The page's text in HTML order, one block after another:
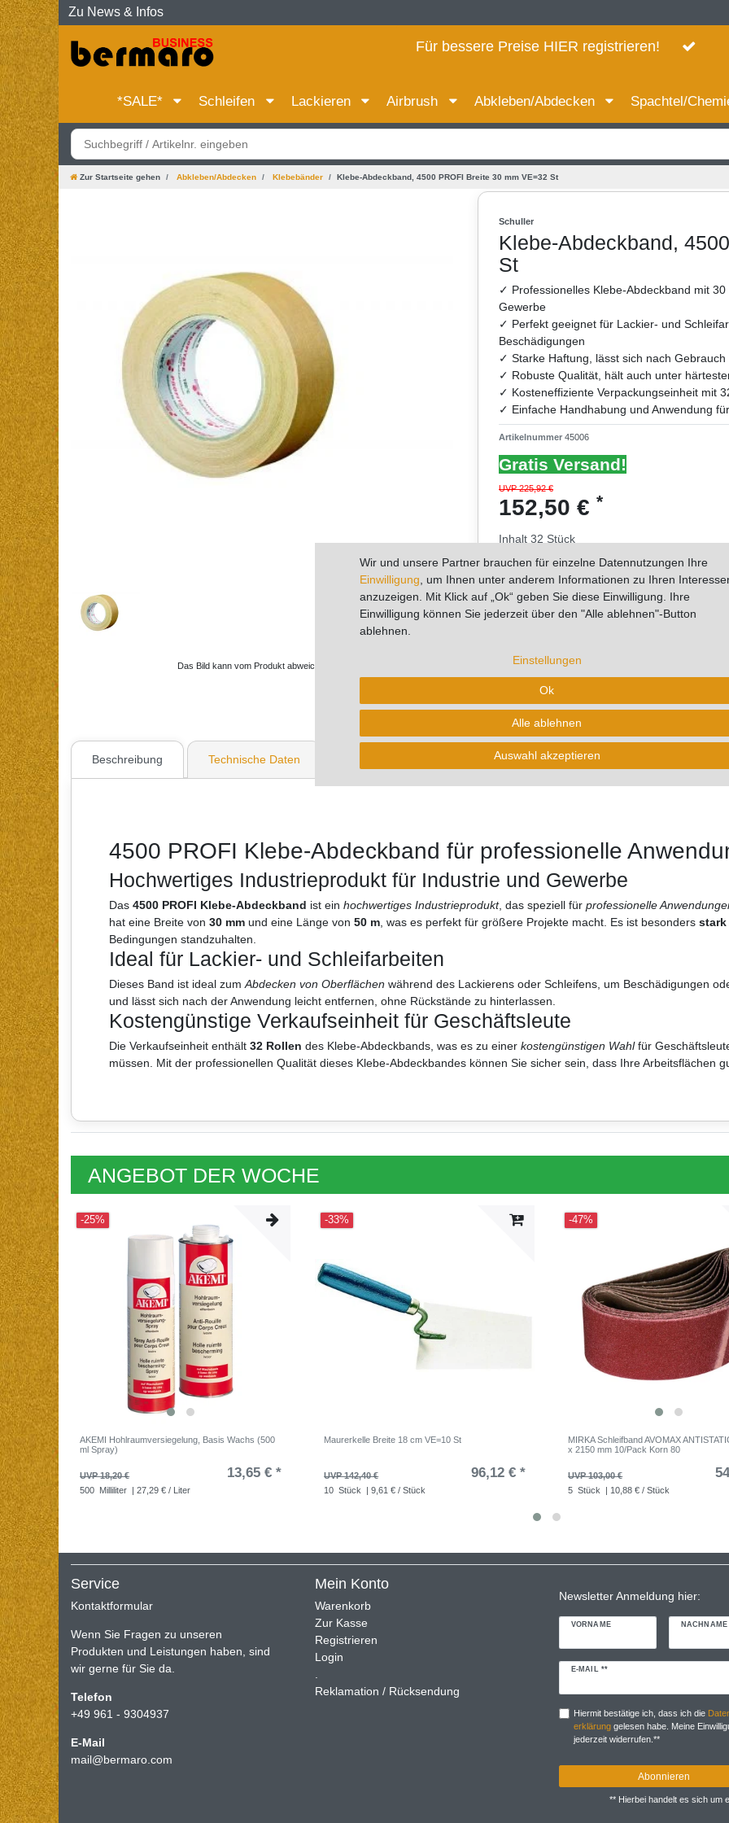
Zu News & Infos
Für bessere Preise HIER registrieren!
*SALE* Schleifen Lackieren Airbrush Abkleben/Abdecken Spachtel/
Zur Startseite gehen Abkleben/Abdecken Klebebänder Klebe-Abdeckband, 4500 PROFI Breite 30 mm VE=32 St
Das Bild kann vom Produkt abweichen
Schuller
Klebe-Abdeckband,
St
✓ Professionelles Klebe-Abdeckband mit
Gewerbe
✓ Perfekt geeignet für Lackier- und
Beschädigungen
✓ Starke Haftung, lässt sich nach
✓ Robuste Qualität, hält auch unter
✓ Kosteneffiziente Verpackungseinheit mit
✓ Einfache Handhabung und Anwendung
Artikelnummer 45006
Gratis Versand!
UVP 225,92 €
152,50 € *
Inhalt 32 Stück
Grundpreis 4,77 € / Stück
Artikel mit rel. kurzer Lieferzeit.
Kurzfristig verfügbar, Lieferzeit 3-5 Werktage
* zzgl. ges. MwSt. zzgl.Versandkosten
Beschreibung Technische Daten Hersteller Fragen zum Artikel
4500 PROFI Klebe-Abdeckband für professionelle
Hochwertiges Industrieprodukt für Industrie und Gewerbe
Das 4500 PROFI Klebe-Abdeckband ist ein hochwertiges Industrieprodukt, das speziell für professionelle
hat eine Breite von 30 mm und eine Länge von 50 m, was es perfekt für größere Projekte macht. Es ist besonders
Bedingungen standzuhalten.
Ideal für Lackier- und Schleifarbeiten
Dieses Band ist ideal zumAbdecken von Oberflächen während des Lackierens oder Schleifens, um Beschädigungen
und lässt sich nach der Anwendung leicht entfernen, ohne Rückstände zu hinterlassen.
Kostengünstige Verkaufseinheit für Geschäftsleute
Die Verkaufseinheit enthält 32 Rollen des Klebe-Abdeckbands, was es zu einer kostengünstigen Wahlfür
müssen. Mit der professionellen Qualität dieses Klebe-Abdeckbandes können Sie sicher sein, dass Ihre Arbeitsflächen
ANGEBOT DER WOCHE
-25%
AKEMI Hohlraumversiegelung, Basis Wachs (500
ml Spray)
UVP 18,20 € 13,65 € *
500 Milliliter | 27,29 € / Liter
-33%
Maurerkelle Breite 18 cm VE=10 St
UVP 142,40 € 96,12 € *
10 Stück | 9,61 € / Stück
-47%
MIRKA Schleifband AVOMAX
x 2150 mm 10/Pack Korn 80
UVP 103,00 €
5 Stück | 10,88 € / Stück
Service
Kontaktformular
Wenn Sie Fragen zu unseren
Produkten und Leistungen haben, sind
wir gerne für Sie da.
Telefon
+49 961 - 9304937
E-Mail
mail@bermaro.com
Mein Konto
Warenkorb
Zur Kasse
Registrieren
Login
Reklamation / Rücksendung
Newsletter Anmeldung hier:
VORNAME NACHNAME
E-MAIL **
Newsletter
Hiermit bestätige ich, dass ich die
erklärunggelesen habe. Meine
jederzeit widerrufen.**
Abonnieren
** Hierbei handelt es sich um
Wir und unsere Partner brauchen für einzelne Datennutzungen Ihre
Einwilligung , um Ihnen unter anderem Informationen zu Ihren
anzuzeigen. Mit Klick auf „Ok“ geben Sie diese Einwilligung. Ihre
Einwilligung können Sie jederzeit über den "Alle ablehnen"-Button
ablehnen.
Einstellungen
Ok
Alle ablehnen
Auswahl akzeptieren